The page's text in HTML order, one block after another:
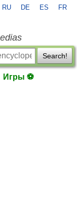
RU DE ES FR
Search!
Игры ⚽